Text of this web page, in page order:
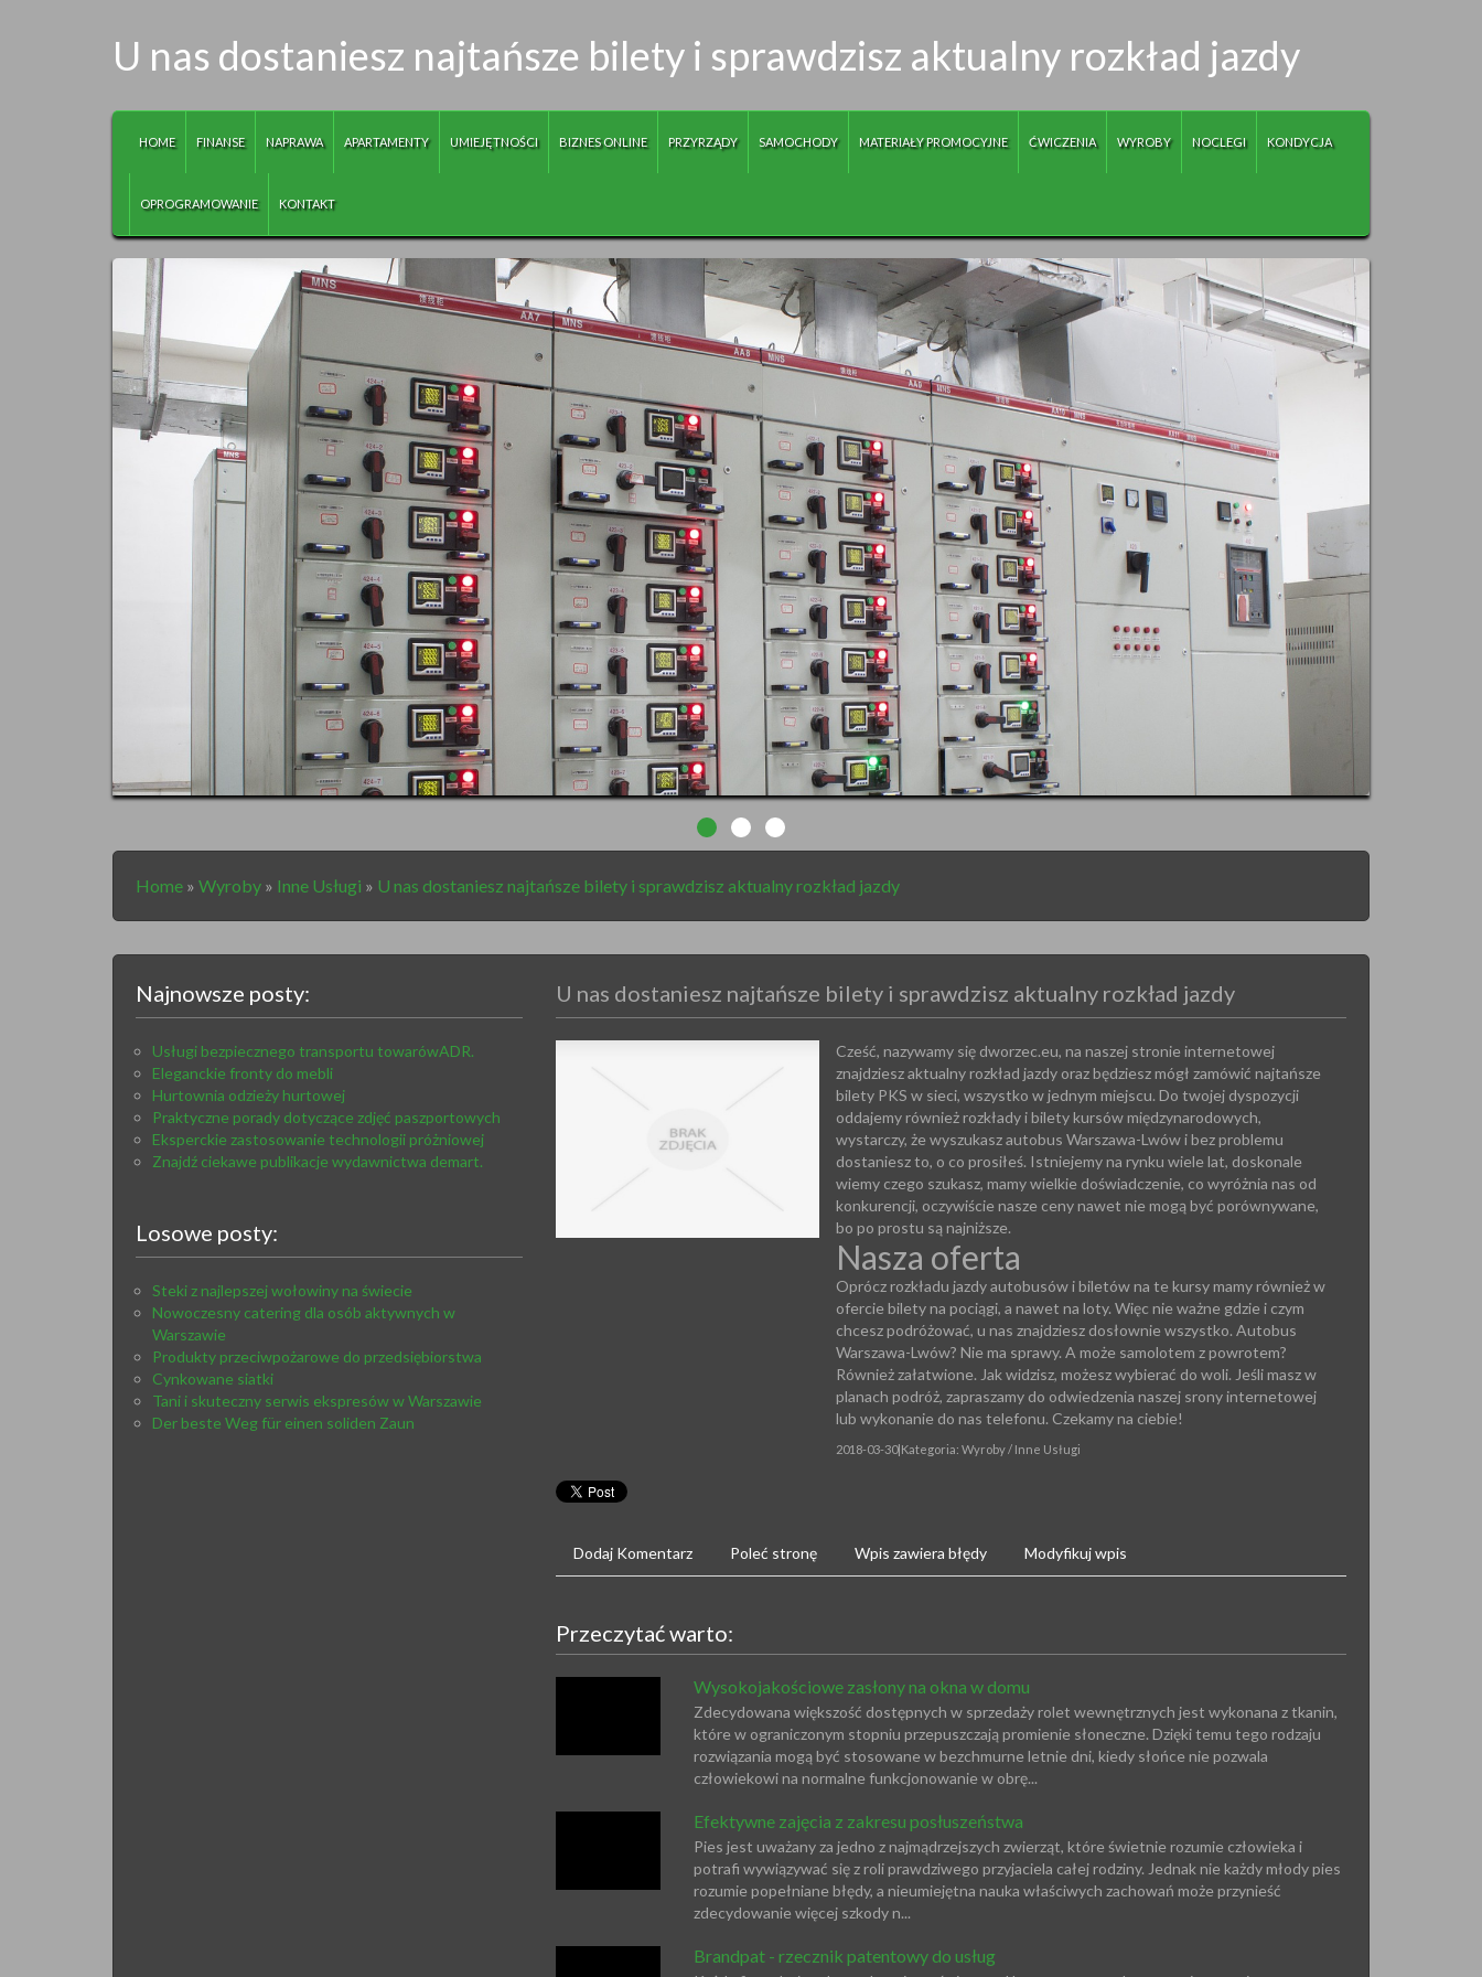
U nas dostaniesz najtańsze bilety i sprawdzisz aktualny rozkład jazdy
HOME FINANSE NAPRAWA APARTAMENTY UMIEJĘTNOŚCI BIZNES ONLINE PRZYRZĄDY SAMOCHODY MATERIAŁY PROMOCYJNE ĆWICZENIA WYROBY NOCLEGI KONDYCJA
OPROGRAMOWANIE KONTAKT
Home » Wyroby » Inne Usługi » U nas dostaniesz najtańsze bilety i sprawdzisz aktualny rozkład jazdy
Najnowsze posty:
Usługi bezpiecznego transportu towarówADR.
Eleganckie fronty do mebli
Hurtownia odzieży hurtowej
Praktyczne porady dotyczące zdjęć paszportowych
Eksperckie zastosowanie technologii próżniowej
Znajdź ciekawe publikacje wydawnictwa demart.
Losowe posty:
Steki z najlepszej wołowiny na świecie
Nowoczesny catering dla osób aktywnych w
Warszawie
Produkty przeciwpożarowe do przedsiębiorstwa
Cynkowane siatki
Tani i skuteczny serwis ekspresów w Warszawie
Der beste Weg für einen soliden Zaun
U nas dostaniesz najtańsze bilety i sprawdzisz aktualny rozkład jazdy
Cześć, nazywamy się dworzec.eu, na naszej stronie internetowej
znajdziesz aktualny rozkład jazdy oraz będziesz mógł zamówić najtańsze
bilety PKS w sieci, wszystko w jednym miejscu. Do twojej dyspozycji
oddajemy również rozkłady i bilety kursów międzynarodowych,
wystarczy, że wyszukasz autobus Warszawa-Lwów i bez problemu
dostaniesz to, o co prosiłeś. Istniejemy na rynku wiele lat, doskonale
wiemy czego szukasz, mamy wielkie doświadczenie, co wyróżnia nas od
konkurencji, oczywiście nasze ceny nawet nie mogą być porównywane,
bo po prostu są najniższe.
Nasza oferta
Oprócz rozkładu jazdy autobusów i biletów na te kursy mamy również w
ofercie bilety na pociągi, a nawet na loty. Więc nie ważne gdzie i czym
chcesz podróżować, u nas znajdziesz dosłownie wszystko. Autobus
Warszawa-Lwów? Nie ma sprawy. A może samolotem z powrotem?
Również załatwione. Jak widzisz, możesz wybierać do woli. Jeśli masz w
planach podróż, zapraszamy do odwiedzenia naszej srony internetowej
lub wykonanie do nas telefonu. Czekamy na ciebie!
2018-03-30|Kategoria: Wyroby / Inne Usługi
Dodaj Komentarz Poleć stronę Wpis zawiera błędy Modyfikuj wpis
Przeczytać warto:
Wysokojakościowe zasłony na okna w domu
Zdecydowana większość dostępnych w sprzedaży rolet wewnętrznych jest wykonana z tkanin,
które w ograniczonym stopniu przepuszczają promienie słoneczne. Dzięki temu tego rodzaju
rozwiązania mogą być stosowane w bezchmurne letnie dni, kiedy słońce nie pozwala
człowiekowi na normalne funkcjonowanie w obrę...
Efektywne zajęcia z zakresu posłuszeństwa
Pies jest uważany za jedno z najmądrzejszych zwierząt, które świetnie rozumie człowieka i
potrafi wywiązywać się z roli prawdziwego przyjaciela całej rodziny. Jednak nie każdy młody pies
rozumie popełniane błędy, a nieumiejętna nauka właściwych zachowań może przynieść
zdecydowanie więcej szkody n...
Brandpat - rzecznik patentowy do usług